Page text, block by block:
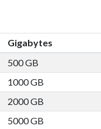
Gigabytes
500 GB
1000 GB
2000 GB
5000 GB